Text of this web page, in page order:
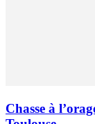
Chasse à